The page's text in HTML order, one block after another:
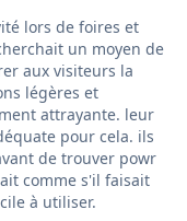
lors de foires et
un moyen de
aux visiteurs la
légères et
attrayante. leur
pour cela. ils
de trouver powr
comme s'il faisait
à utiliser.